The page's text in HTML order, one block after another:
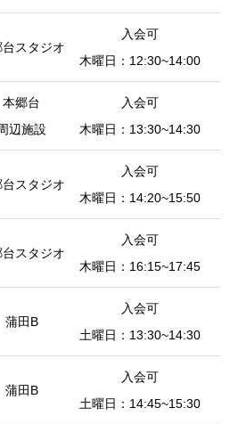
スタジオ
入会可
木曜日：12:30~14:00
本郷台
辺施設
入会可
木曜日：13:30~14:30
スタジオ
入会可
木曜日：14:20~15:50
スタジオ
入会可
木曜日：16:15~17:45
蒲田B
入会可
土曜日：13:30~14:30
蒲田B
入会可
土曜日：14:45~15:30